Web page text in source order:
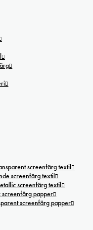
screenfärg textil
screenfärg textil
screenfärg textil
screenfärg papper
screenfärg papper